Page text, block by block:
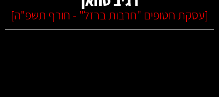
[עסקת חטופים "חרבות ברזל" - חורף תשפ"ה]